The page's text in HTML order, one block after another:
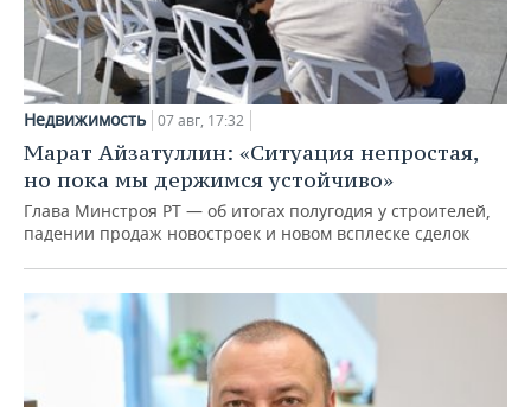
Недвижимость 07 авг, 17:32
Марат Айзатуллин: «Ситуация непростая,
но пока мы держимся устойчиво»
Глава Минстроя РТ — об итогах полугодия у строителей,
падении продаж новостроек и новом всплеске сделок